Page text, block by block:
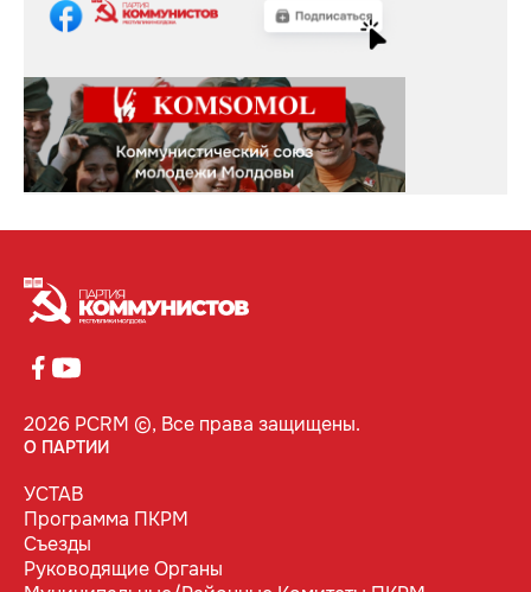
2026 PCRM ©, Все права защищены.
О ПАРТИИ
УСТАВ
Программа ПКРМ
Съезды
Руководящие Органы